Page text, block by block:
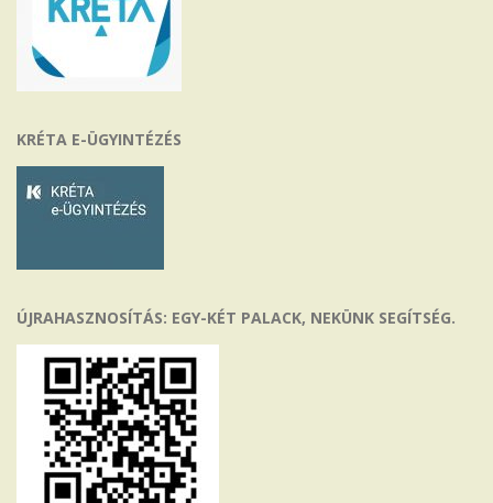
KRÉTA E-ÜGYINTÉZÉS
ÚJRAHASZNOSÍTÁS: EGY-KÉT PALACK, NEKÜNK SEGÍTSÉG.